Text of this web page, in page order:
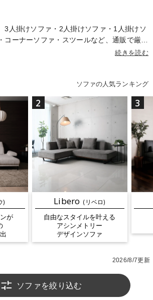
3人掛けソファ・2人掛けソファ・1人掛けソ
コーナーソファ・スツールなど、通販で厳選
揃えています。価格帯は10万円以下のカジ
です。サイズ展開も豊富なため、間取りやラ
一台がきっと見つかります。座り心地も、ふ
る柔らかめのタイプから、弾力がありフィッ
勢を安定させるめのタイプまで幅広く展開。
るよう細部にまでこだわって設計していま
クソファやレザーソファから選べ、カラーは
グレーのモノトーンカラーから、グリーン・
のアクセントカラーまで幅広く展開。気分に
きるカバーリングソファは、カバーを取り外
適にご使用いただけます。また、デザインは
らしに溶け込むシンプルソファから空間を格
ザインソファまで多彩なラインナップでお届
、座る人に合わせて調整できる可動ヘッドレ
たれを前後に動かしてスペースを広げられる
気を決める主役アイテム。デザイン性・座り
えたクラスティーナのソファで、住まいに合
間づくりを始めてみませんか？
続きを読む
ソファの人気ランキング
)
が
2
Libero (リベロ)
自由なスタイルを叶える
アシンメトリー
デザインソファ
3
2026/8/7更新
ソファを絞り込む